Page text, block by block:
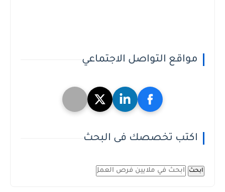
مواقع التواصل الاجتماعي
اكتب تخصصك فى البحث
ابحث